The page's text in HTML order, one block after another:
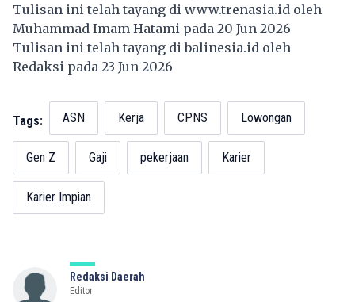
Tulisan ini telah tayang di www.trenasia.id oleh
Muhammad Imam Hatami pada 20 Jun 2026
Tulisan ini telah tayang dibalinesia.id oleh
Redaksi pada 23 Jun 2026
Tags: ASN Kerja CPNS Lowongan
Gen Z Gaji pekerjaan Karier
Karier Impian
Redaksi Daerah
Editor